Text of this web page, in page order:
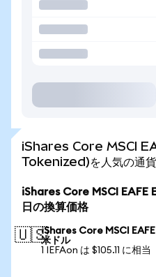
iShares Core MSCI
Tokenized)を人気の通貨
iShares Core MSCI EAFE
日の換算価格
🇺🇸iShares Core MSCI
米ドル
1 IEFAon は $105.11 に相当